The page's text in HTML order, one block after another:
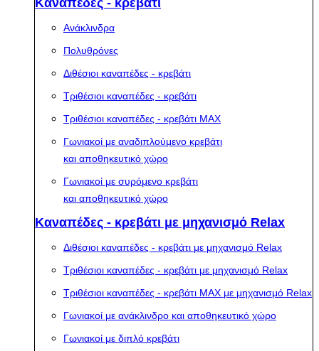
Καναπέδες - κρεβάτι
Ανάκλινδρα
Πολυθρόνες
Διθέσιοι καναπέδες - κρεβάτι
Τριθέσιοι καναπέδες - κρεβάτι
Τριθέσιοι καναπέδες - κρεβάτι MAX
Γωνιακοί με αναδιπλούμενο κρεβάτι
και αποθηκευτικό χώρο
Γωνιακοί με συρόμενο κρεβάτι
και αποθηκευτικό χώρο
Καναπέδες - κρεβάτι με μηχανισμό Relax
Διθέσιοι καναπέδες - κρεβάτι με μηχανισμό Relax
Τριθέσιοι καναπέδες - κρεβάτι με μηχανισμό Relax
Τριθέσιοι καναπέδες - κρεβάτι MAX με μηχανισμό Relax
Γωνιακοί με ανάκλινδρο και αποθηκευτικό χώρο
Γωνιακοί με διπλό κρεβάτι